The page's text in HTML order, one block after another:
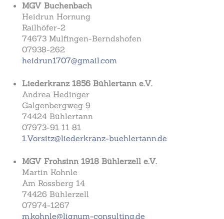
MGV Buchenbach
Heidrun Hornung
Railhöfer-2
74673 Mulfingen-Berndshofen
07938-262
heidrun1707@gmail.com
Liederkranz 1856 Bühlertann e.V.
Andrea Hedinger
Galgenbergweg 9
74424 Bühlertann
07973-91 11 81
1.Vorsitz@liederkranz-buehlertann.de
MGV Frohsinn 1918 Bühlerzell e.V.
Martin Kohnle
Am Rossberg 14
74426 Bühlerzell
07974-1267
m.kohnle@lignum-consulting.de